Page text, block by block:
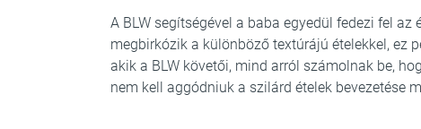
A BLW segítségével a baba egyedül fedezi fel
megbirkózik a különböző textúrájú ételekkel, ez
akik a BLW követői, mind arról számolnak be,
nem kell aggódniuk a szilárd ételek bevezetése